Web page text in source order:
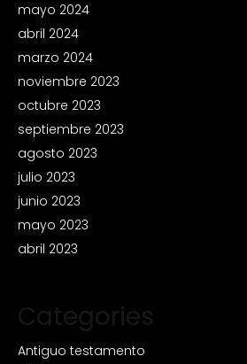
mayo 2024
abril 2024
marzo 2024
noviembre 2023
octubre 2023
septiembre 2023
agosto 2023
julio 2023
junio 2023
mayo 2023
abril 2023
Categories
Antiguo testamento